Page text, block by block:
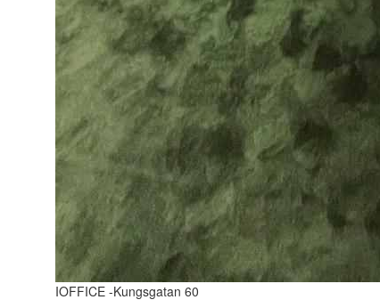
IOFFICE -Kungsgatan 60